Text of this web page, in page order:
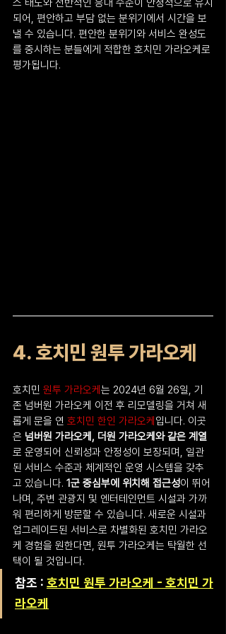
스 태도와 전반적인 응대 수준이 안정적으로 유지
되어, 편안하고 부담 없는 분위기에서 시간을 보
낼 수 있습니다. 편안한 분위기와 서비스 완성도
를 중시하는 분들에게 적합한 호치민 가라오케로
평가됩니다.
4. 호치민 원투 가라오케
호치민 원투 가라오케 는 2024년 6월 26일, 기
존 넘버원 가라오케 이전 후 리모델링을 거쳐 새
롭게 문을 연 호치민 한인 가라오케 입니다. 이곳
은 넘버원 가라오케, 더원 가라오케와 같은 계열
로 운영되어 신뢰성과 안정성이 보장되며, 일관
된 서비스 수준과 체계적인 운영 시스템을 갖추
고 있습니다. 1군 중심부에 위치해 접근성이 뛰어
나며, 주변 관광지 및 엔터테인먼트 시설과 가까
워 편리하게 방문할 수 있습니다. 새로운 시설과
업그레이드된 서비스로 차별화된 호치민 가라오
케 경험을 원한다면, 원투 가라오케는 탁월한 선
택이 될 것입니다.
참조 : 호치민 원투 가라오케 - 호치민 가
라오케